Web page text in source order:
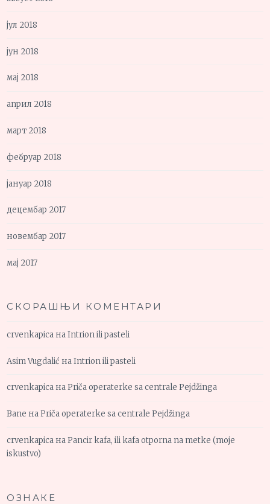
јул 2018
јун 2018
мај 2018
април 2018
март 2018
фебруар 2018
јануар 2018
децембар 2017
новембар 2017
мај 2017
СКОРАШЊИ КОМЕНТАРИ
crvenkapica наIntrion ili pasteli
Asim Vugdalić наIntrion ili pasteli
crvenkapica наPriča operaterke sa centrale Pejdžinga
Bane наPriča operaterke sa centrale Pejdžinga
crvenkapica наPancir kafa, ili kafa otporna na metke (moje
iskustvo)
ОЗНАКЕ